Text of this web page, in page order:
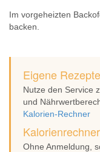
Im vorgeheizten
backen.
Eigene
Nutze den Service
und
Kalorien-Rechner
Kalorienrechner
Ohne Anmeldung,